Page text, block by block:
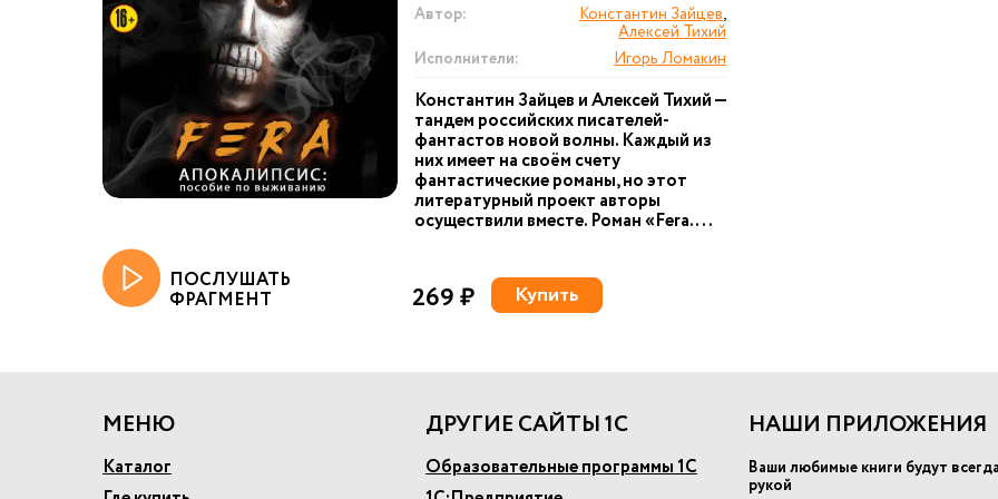
Автор: Константин Зайцев,
Алексей Тихий
Исполнители:
Игорь Ломакин
Константин Зайцев и Алексей Тихий —
тандем российских писателей-
фантастов новой волны. Каждый из
них имеет на своём счету
фантастические романы, но этот
литературный проект авторы
осуществили вместе. Роман «Ferа. ...
ПОСЛУШАТЬ
ФРАГМЕНТ 269 ₽ Купить
МЕНЮ
Каталог
ДРУГИЕ САЙТЫ 1С
Образовательные программы 1С
НАШИ ПРИЛОЖЕНИЯ
Ваши любимые книги будут
рукой